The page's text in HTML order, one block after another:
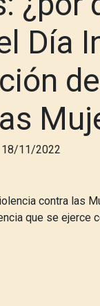
Día
18/11/2022
contra las
que se ejerce